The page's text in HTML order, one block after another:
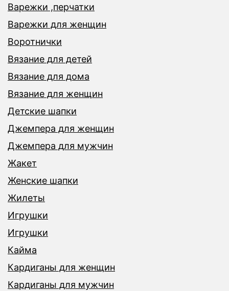
Варежки ,перчатки
Варежки для женщин
Воротнички
Вязание для детей
Вязание для дома
Вязание для женщин
Детские шапки
Джемпера для женщин
Джемпера для мужчин
Жакет
Женские шапки
Жилеты
Игрушки
Игрушки
Кайма
Кардиганы для женщин
Кардиганы для мужчин